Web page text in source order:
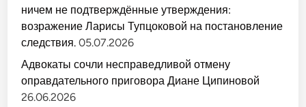
ничем не подтверждённые утверждения:
возражение Ларисы Тупцоковой на постановление
следствия. 05.07.2026
Адвокаты сочли несправедливой отмену
оправдательного приговора Диане Ципиновой
26.06.2026